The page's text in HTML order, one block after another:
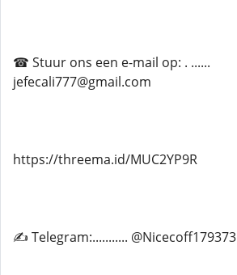
☎ Stuur ons een e-mail op: . ......
jefecali777@gmail.com
https://threema.id/MUC2YP9R
✍ Telegram:........... @Nicecoff179373